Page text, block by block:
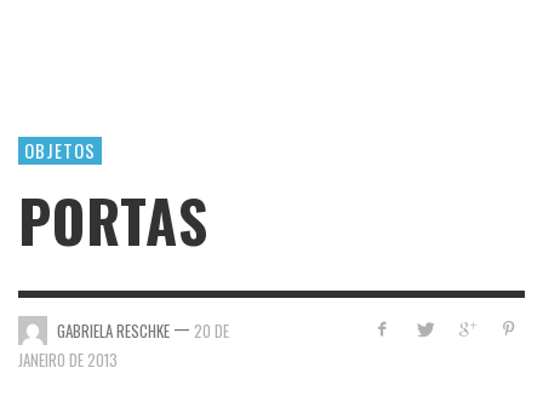
OBJETOS
PORTAS
GABRIELA RESCHKE — 20 DE
JANEIRO DE 2013